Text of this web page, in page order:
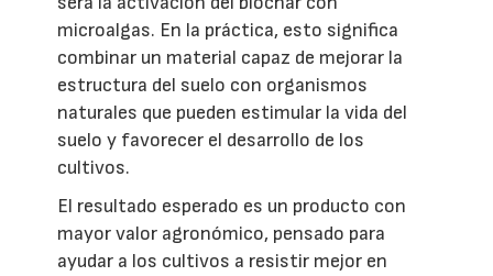
microalgas. En la práctica, esto significa
combinar un material capaz de mejorar la
estructura del suelo con organismos
naturales que pueden estimular la vida del
suelo y favorecer el desarrollo de los
cultivos.
El resultado esperado es un producto con
mayor valor agronómico, pensado para
ayudar a los cultivos a resistir mejor en